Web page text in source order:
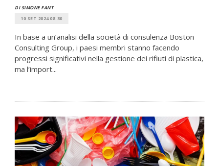
DI SIMONE FANT
10 SET 2024 08:30
In base a un’analisi della società di consulenza Boston
Consulting Group, i paesi membri stanno facendo
progressi significativi nella gestione dei rifiuti di plastica,
ma l’import...